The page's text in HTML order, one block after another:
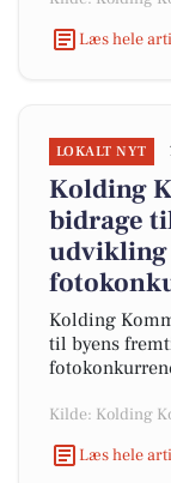
Læs hele
LOKALT NYT
Kolding
bidrage
udvikling
Kolding
til byens
Kilde: Kolding
Læs hele